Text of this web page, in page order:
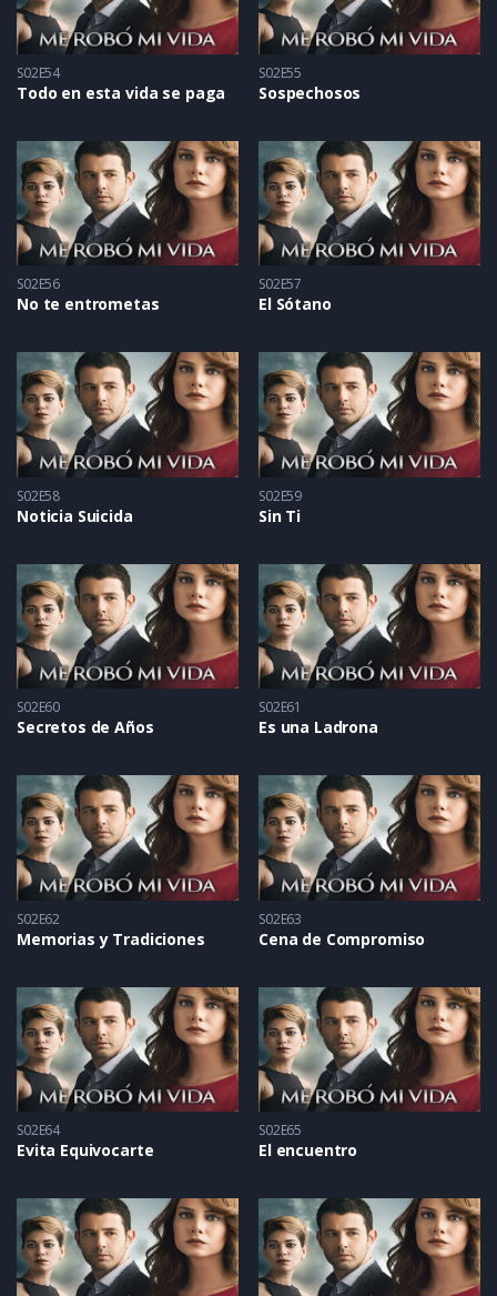
S02E54
Todo en esta vida se paga
S02E55
Sospechosos
S02E56
No te entrometas
S02E57
El Sótano
S02E58
Noticia Suicida
S02E59
Sin Ti
S02E60
Secretos de Años
S02E61
Es una Ladrona
S02E62
Memorias y Tradiciones
S02E63
Cena de Compromiso
S02E64
Evita Equivocarte
S02E65
El encuentro